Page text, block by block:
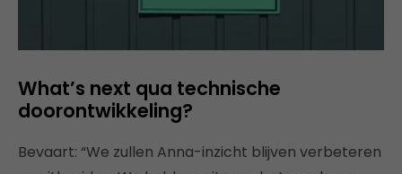
What’s next qua technische
doorontwikkeling?
Bevaart: “We zullen Anna-inzicht blijven verbeteren